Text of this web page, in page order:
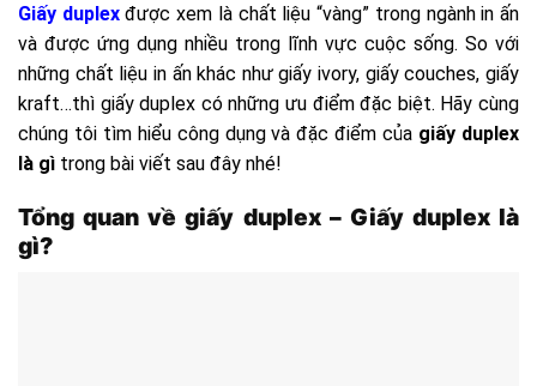
Giấy duplexđược xem là chất liệu “vàng” trong ngành in ấn
và được ứng dụng nhiều trong lĩnh vực cuộc sống. So với
những chất liệu in ấn khác như giấy ivory, giấy couches, giấy
kraft…thì giấy duplex có những ưu điểm đặc biệt. Hãy cùng
chúng tôi tìm hiểu công dụng và đặc điểm của giấy duplex
là gì trong bài viết sau đây nhé!
Tổng quan về giấy duplex – Giấy duplex là
gì?